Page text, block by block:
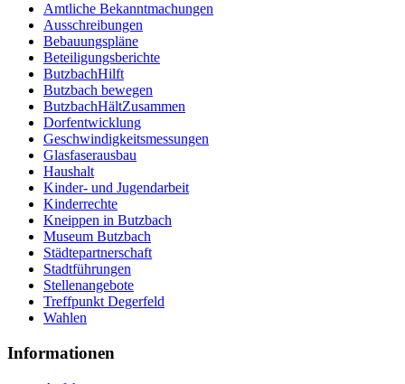
Amtliche Bekanntmachungen
Ausschreibungen
Bebauungspläne
Beteiligungsberichte
ButzbachHilft
Butzbach bewegen
ButzbachHältZusammen
Dorfentwicklung
Geschwindigkeitsmessungen
Glasfaserausbau
Haushalt
Kinder- und Jugendarbeit
Kinderrechte
Kneippen in Butzbach
Museum Butzbach
Städtepartnerschaft
Stadtführungen
Stellenangebote
Treffpunkt Degerfeld
Wahlen
Informationen